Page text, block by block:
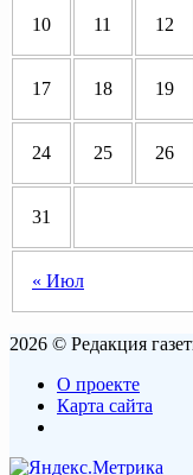
« Июл
10 11 12
17 18 19
24 25 26
31
2026 © Редакция
О проекте
Карта сайта